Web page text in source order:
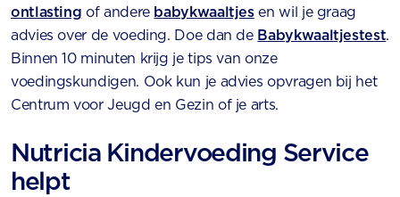
ontlasting of andere babykwaaltjesen wil je graag
advies over de voeding. Doe dan de Babykwaaltjestest.
Binnen 10 minuten krijg je tips van onze
voedingskundigen. Ook kun je advies opvragen bij het
Centrum voor Jeugd en Gezin of je arts.
Nutricia Kindervoeding Service
helpt